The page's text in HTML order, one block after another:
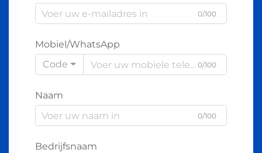
0/100
Mobiel/WhatsApp
Code
0/100
Naam
0/100
Bedrijfsnaam